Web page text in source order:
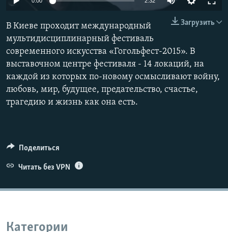
КРЫМ.НЕПОКОРЕННЫЙ
УКРАИНСКАЯ ПРОБЛЕМА КРЫМА
Все сайты RFE/RL
Загрузить
В Киеве проходит международный
мультидисциплинарный фестиваль
современного искусства «Гогольфест-2015». В
выставочном центре фестиваля - 14 локаций, на
каждой из которых по-новому осмысливают войну,
любовь, мир, будущее, предательство, счастье,
трагедию и жизнь как она есть.
Поделиться
Читать без VPN
Категории